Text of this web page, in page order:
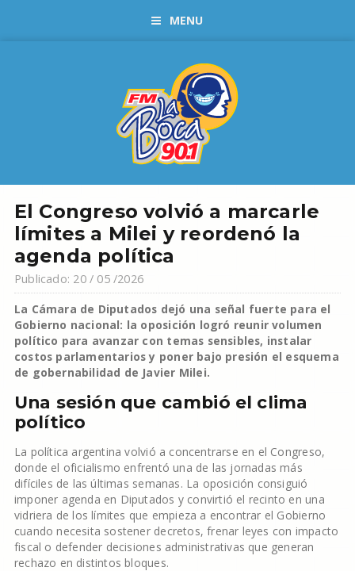
MENU
El Congreso volvió a marcarle
límites a Milei y reordenó la
agenda política
Publicado: 20 / 05 /2026
La Cámara de Diputados dejó una señal fuerte para el
Gobierno nacional: la oposición logró reunir volumen
político para avanzar con temas sensibles, instalar
costos parlamentarios y poner bajo presión el esquema
de gobernabilidad de Javier Milei.
Una sesión que cambió el clima
político
La política argentina volvió a concentrarse en el Congreso,
donde el oficialismo enfrentó una de las jornadas más
difíciles de las últimas semanas. La oposición consiguió
imponer agenda en Diputados y convirtió el recinto en una
vidriera de los límites que empieza a encontrar el Gobierno
cuando necesita sostener decretos, frenar leyes con impacto
fiscal o defender decisiones administrativas que generan
rechazo en distintos bloques.